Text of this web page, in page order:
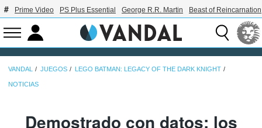
Prime Video PS Plus Essential George R.R. Martin Beast of Reincarnation
VANDAL JUEGOS LEGO BATMAN: LEGACY OF THE DARK KNIGHT
NOTICIAS
Demostrado con datos: los